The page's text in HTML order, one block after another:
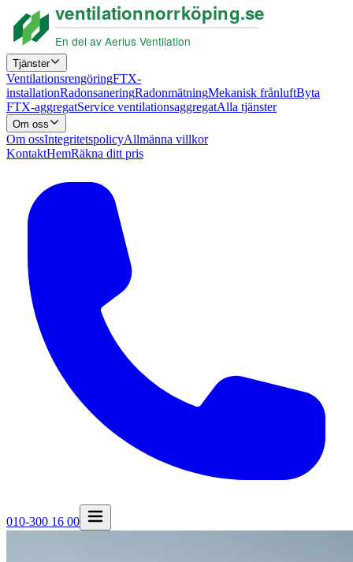
Tjänster
VentilationsrengöringFTX-
installationRadonsaneringRadonmätningMekanisk frånluftByta
FTX-aggregatService ventilationsaggregatAlla tjänster
Om oss
Om ossIntegritetspolicyAllmänna villkor
KontaktHemRäkna ditt pris
010-300 16 00